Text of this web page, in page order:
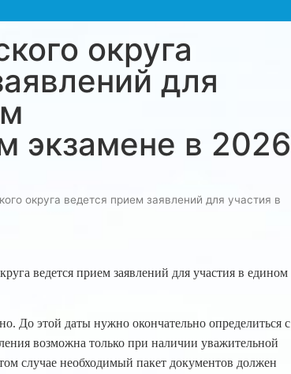
округа
для
экзамене в 2026
округа ведется прием заявлений для участия в
ведется прием заявлений для участия в едином
До этой даты нужно окончательно определиться с
возможна только при наличии уважительной
случае необходимый пакет документов должен